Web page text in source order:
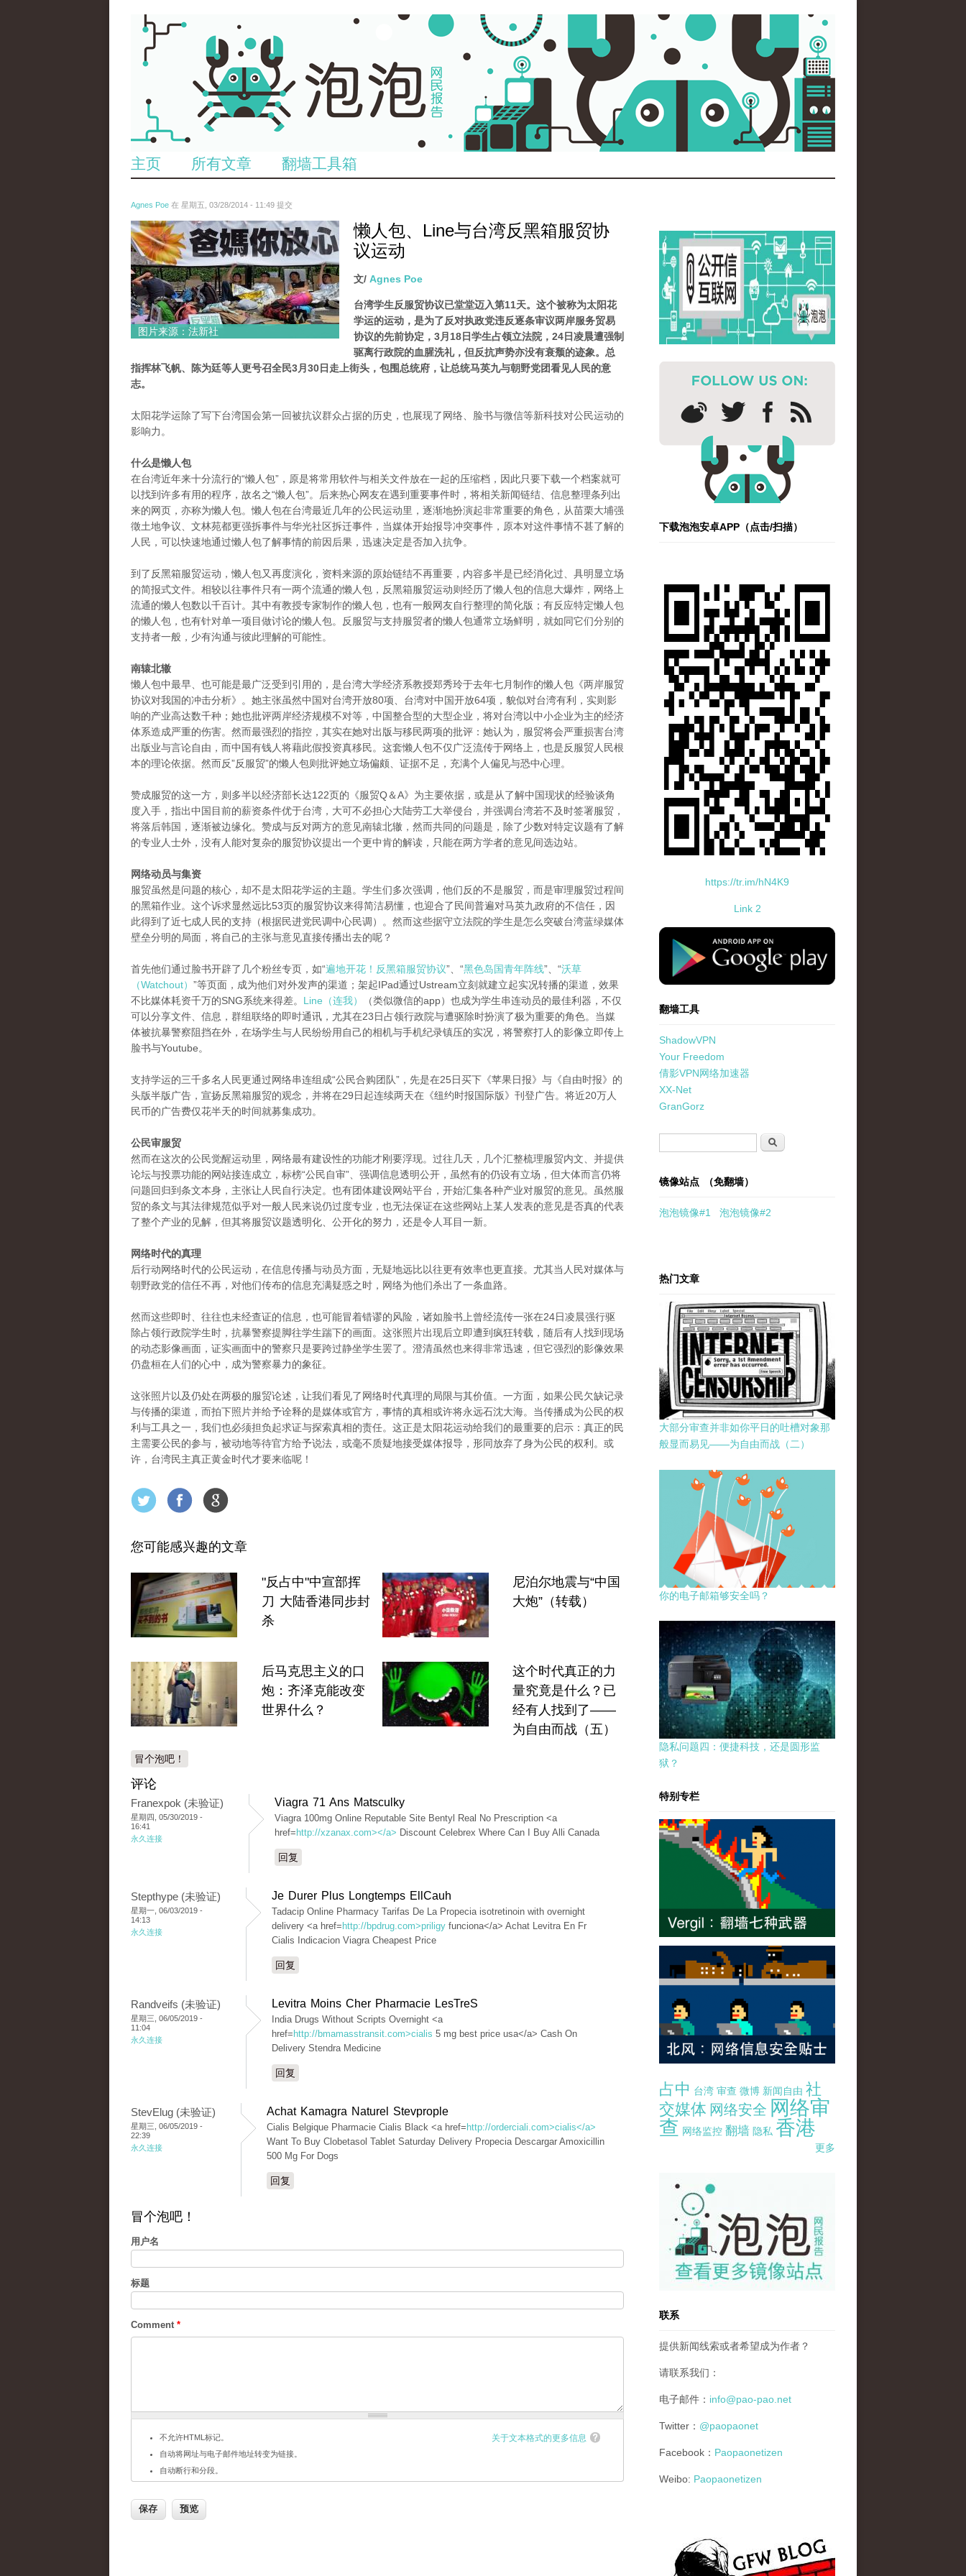
主页 所有文章 翻墙工具箱
Agnes Poe 在 星期五, 03/28/2014 - 11:49 提交
anp-26752913.jpg
图片来源：法新社
懒人包、Line与台湾反黑箱服贸协
议运动
文/ Agnes Poe
台湾学生反服贸协议已堂堂迈入第11天。这个被称为太阳花
学运的运动，是为了反对执政党违反逐条审议两岸服务贸易
协议的先前协定，3月18日学生占领立法院，24日凌晨遭强制
驱离行政院的血腥洗礼，但反抗声势亦没有衰颓的迹象。总
指挥林飞帆、陈为廷等人更号召全民3月30日走上街头，包围总统府，让总统马英九与朝野党团看见人民的意
志。
太阳花学运除了写下台湾国会第一回被抗议群众占据的历史，也展现了网络、脸书与微信等新科技对公民运动的
影响力。
什么是懒人包
在台湾近年来十分流行的“懒人包”，原是将常用软件与相关文件放在一起的压缩档，因此只要下载一个档案就可
以找到许多有用的程序，故名之“懒人包”。后来热心网友在遇到重要事件时，将相关新闻链结、信息整理条列出
来的网页，亦称为懒人包。懒人包在台湾最近几年的公民运动里，逐渐地扮演起非常重要的角色，从苗栗大埔强
徵土地争议、文林苑都更强拆事件与华光社区拆迁事件，当媒体开始报导冲突事件，原本对这件事情不甚了解的
人民，可以快速地通过懒人包了解事情的前因后果，迅速决定是否加入抗争。
到了反黑箱服贸运动，懒人包又再度演化，资料来源的原始链结不再重要，内容多半是已经消化过、具明显立场
的简报式文件。相较以往事件只有一两个流通的懒人包，反黑箱服贸运动则经历了懒人包的信息大爆炸，网络上
流通的懒人包数以千百计。其中有教授专家制作的懒人包，也有一般网友自行整理的简化版；有反应特定懒人包
的懒人包，也有针对单一项目做讨论的懒人包。反服贸与支持服贸者的懒人包通常立场鲜明，就如同它们分别的
支持者一般，少有沟通与彼此理解的可能性。
南辕北辙
懒人包中最早、也可能是最广泛受到引用的，是台湾大学经济系教授郑秀玲于去年七月制作的懒人包《两岸服贸
协议对我国的冲击分析》。她主张虽然中国对台湾开放80项、台湾对中国开放64项，貌似对台湾有利，实则影
响的产业高达数千种；她也批评两岸经济规模不对等，中国整合型的大型企业，将对台湾以中小企业为主的经济
体系造成严重的伤害。然而最强烈的指控，其实在她对出版与移民两项的批评：她认为，服贸将会严重损害台湾
出版业与言论自由，而中国有钱人将藉此假投资真移民。这套懒人包不仅广泛流传于网络上，也是反服贸人民根
本的理论依据。然而反”反服贸”的懒人包则批评她立场偏颇、证据不足，充满个人偏见与恐中心理。
赞成服贸的这一方，则多半以经济部长达122页的《服贸Q＆A》为主要依据，或是从了解中国现状的经验谈角
度入手，指出中国目前的薪资条件优于台湾，大可不必担心大陆劳工大举侵台，并强调台湾若不及时签署服贸，
将落后韩国，逐渐被边缘化。赞成与反对两方的意见南辕北辙，然而共同的问题是，除了少数对特定议题有了解
的专业人士外，没有人能对复杂的服贸协议提出一个更中肯的解读，只能在两方学者的意见间选边站。
网络动员与集资
服贸虽然是问题的核心，却不是太阳花学运的主题。学生们多次强调，他们反的不是服贸，而是审理服贸过程间
的黑箱作业。这个诉求显然远比53页的服贸协议来得简洁易懂，也迎合了民间普遍对马英九政府的不信任，因
此得到了近七成人民的支持（根据民进党民调中心民调）。然而这些据守立法院的学生是怎么突破台湾蓝绿媒体
壁垒分明的局面，将自己的主张与意见直接传播出去的呢？
首先他们通过脸书开辟了几个粉丝专页，如“遍地开花！反黑箱服贸协议”、“黑色岛国青年阵线”、“沃草
（Watchout） ”等页面，成为他们对外发声的渠道；架起IPad通过Ustream立刻就建立起实况转播的渠道，效果
不比媒体耗资千万的SNG系统来得差。 Line（连我）
（类似微信的app）也成为学生串连动员的最佳利器，不仅
可以分享文件、信息，群组联络的即时通讯，尤其在23日占领行政院与遭驱除时扮演了极为重要的角色。当媒
体被抗暴警察阻挡在外，在场学生与人民纷纷用自己的相机与手机纪录镇压的实况，将警察打人的影像立即传上
脸书与Youtube。
支持学运的三千多名人民更通过网络串连组成“公民合购团队”，先是在25日买下《苹果日报》与《自由时报》的
头版半版广告，宣扬反黑箱服贸的观念，并将在29日起连续两天在《纽约时报国际版》刊登广告。将近20万人
民币的广告费仅花半天的时间就募集成功。
公民审服贸
然而在这次的公民觉醒运动里，网络最有建设性的功能才刚要浮现。过往几天，几个汇整梳理服贸内文、并提供
论坛与投票功能的网站接连成立，标榜“公民自审”、强调信息透明公开，虽然有的仍设有立场，但大体而言仍将
问题回归到条文本身，主张让人民自行决定。也有团体建设网站平台，开始汇集各种产业对服贸的意见。虽然服
贸的条文与其法律规范似乎对一般人民来说仍过度专业，也无法保证在这些网站上某人发表的意见是否真的代表
了整个产业的见解，但其将服贸议题透明化、公开化的努力，还是令人耳目一新。
网络时代的真理
后行动网络时代的公民运动，在信息传播与动员方面，无疑地远比以往更有效率也更直接。尤其当人民对媒体与
朝野政党的信任不再，对他们传布的信息充满疑惑之时，网络为他们杀出了一条血路。
然而这些即时、往往也未经查证的信息，也可能冒着错谬的风险，诸如脸书上曾经流传一张在24日凌晨强行驱
除占领行政院学生时，抗暴警察提脚往学生踹下的画面。这张照片出现后立即遭到疯狂转载，随后有人找到现场
的动态影像画面，证实画面中的警察只是要跨过静坐学生罢了。澄清虽然也来得非常迅速，但它强烈的影像效果
仍盘桓在人们的心中，成为警察暴力的象征。
这张照片以及仍处在两极的服贸论述，让我们看见了网络时代真理的局限与其价值。一方面，如果公民欠缺记录
与传播的渠道，而拍下照片并给予诠释的是媒体或官方，事情的真相或许将永远石沈大海。当传播成为公民的权
利与工具之一，我们也必须担负起求证与探索真相的责任。这正是太阳花运动给我们的最重要的启示：真正的民
主需要公民的参与，被动地等待官方给予说法，或毫不质疑地接受媒体报导，形同放弃了身为公民的权利。或
许，台湾民主真正黄金时代才要来临呢！
您可能感兴趣的文章
"反占中"中宣部挥
刀 大陆香港同步封
杀
尼泊尔地震与“中国
大炮”（转载）
后马克思主义的口
炮：齐泽克能改变
世界什么？
这个时代真正的力
量究竟是什么？已
经有人找到了——
为自由而战（五）
冒个泡吧！
评论
Franexpok (未验证)
星期四, 05/30/2019 -
16:41
永久连接
Viagra 71 Ans Matsculky
Viagra 100mg Online Reputable Site Bentyl Real No Prescription <a
href= http://xzanax.com></a> Discount Celebrex Where Can I Buy Alli Canada
回复
Stepthype (未验证)
星期一, 06/03/2019 -
14:13
永久连接
Je Durer Plus Longtemps EllCauh
Tadacip Online Pharmacy Tarifas De La Propecia isotretinoin with overnight
delivery <a href= http://bpdrug.com>priligy funciona</a> Achat Levitra En Fr
Cialis Indicacion Viagra Cheapest Price
回复
Randveifs (未验证)
星期三, 06/05/2019 -
11:04
永久连接
Levitra Moins Cher Pharmacie LesTreS
India Drugs Without Scripts Overnight <a
href= http://bmamasstransit.com>cialis 5 mg best price usa</a> Cash On
Delivery Stendra Medicine
回复
StevElug (未验证)
星期三, 06/05/2019 -
22:39
永久连接
Achat Kamagra Naturel Stevprople
Cialis Belgique Pharmacie Cialis Black <a href= http://orderciali.com>cialis</a>
Want To Buy Clobetasol Tablet Saturday Delivery Propecia Descargar Amoxicillin
500 Mg For Dogs
回复
冒个泡吧！
用户名
标题
Comment *
关于文本格式的更多信息
不允许HTML标记。
自动将网址与电子邮件地址转变为链接。
自动断行和分段。
下载泡泡安卓APP（点击/扫描）
https://tr.im/hN4K9
Link 2
standard-icon-googleplay-app-store.png
翻墙工具
ShadowVPN
Your Freedom
倩影VPN网络加速器
XX-Net
GranGorz
搜索
镜像站点 （免翻墙）
泡泡镜像#1 泡泡镜像#2
热门文章
大部分审查并非如你平日的吐槽对象那
般显而易见——为自由而战（二）
你的电子邮箱够安全吗？
隐私问题四：便捷科技，还是圆形监
狱？
特别专栏
占中 台湾 审查 微博 新闻自由 社
交媒体 网络安全 网络审
查 网络监控 翻墙 隐私 香港
更多
pao-pao-banner-mirror-site-120814.jpg
联系
提供新闻线索或者希望成为作者？
请联系我们：
电子邮件： info@pao-pao.net
Twitter： @paopaonet
Facebook： Paopaonetizen
Weibo: Paopaonetizen
gfw_blog_small.jpg